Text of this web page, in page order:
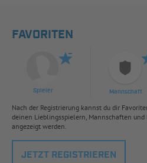
FAVORITEN
Spieler Mannschaft
Nach der Registrierung kannst du dir
deinen Lieblingsspielern, Mannschaften
angezeigt werden.
JETZT REGISTRIEREN